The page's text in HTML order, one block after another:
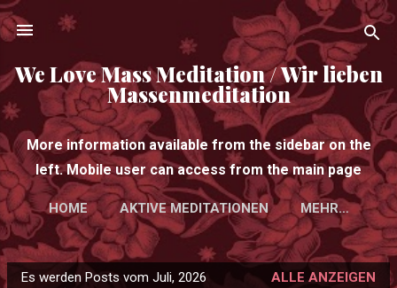
Direkt zum Hauptbereich
We Love Mass Meditation / Wir lieben
Massenmeditation
More information available from the sidebar on the
left. Mobile user can access from the main page
HOME AKTIVE MEDITATIONEN MEHR…
Es werden Posts vom Juli, 2026
ALLE ANZEIGEN